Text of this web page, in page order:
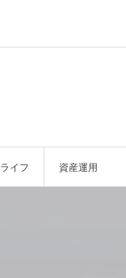
ライフ 資産運用